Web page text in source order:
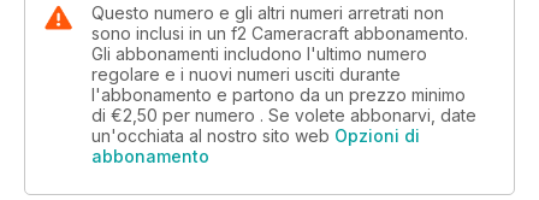
Questo numero e gli altri numeri arretrati non
sono inclusi in un f2 Cameracraft abbonamento.
Gli abbonamenti includono l'ultimo numero
regolare e i nuovi numeri usciti durante
l'abbonamento e partono da un prezzo minimo
di €2,50 per numero . Se volete abbonarvi, date
un'occhiata al nostro sito web Opzioni di
abbonamento